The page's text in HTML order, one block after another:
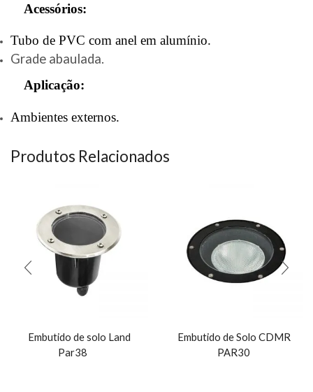
Acessórios:
Tubo de PVC com anel em alumínio.
Grade abaulada.
Aplicação:
Ambientes externos.
Produtos Relacionados
Embutido de solo Land
Par38
Embutido de Solo CDMR
PAR30